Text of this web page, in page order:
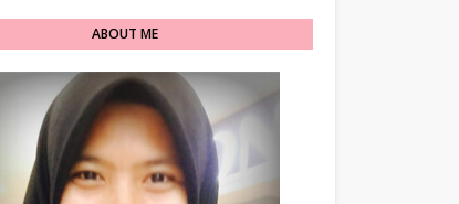
ABOUT ME